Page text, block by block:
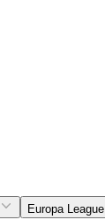
Europa League